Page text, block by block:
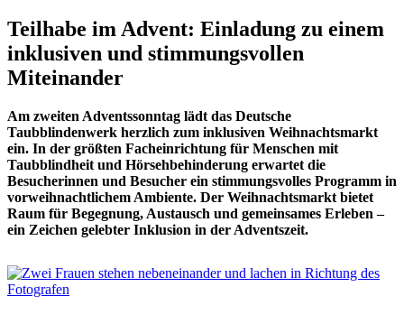
Teilhabe im Advent: Einladung zu einem
inklusiven und stimmungsvollen
Miteinander
Am zweiten Adventssonntag lädt das Deutsche
Taubblindenwerk herzlich zum inklusiven Weihnachtsmarkt
ein. In der größten Facheinrichtung für Menschen mit
Taubblindheit und Hörsehbehinderung erwartet die
Besucherinnen und Besucher ein stimmungsvolles Programm in
vorweihnachtlichem Ambiente. Der Weihnachtsmarkt bietet
Raum für Begegnung, Austausch und gemeinsames Erleben –
ein Zeichen gelebter Inklusion in der Adventszeit.